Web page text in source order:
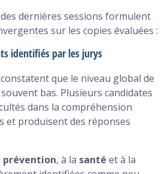
dernières sessions formulent
sur les copies évaluées :
identifiés par les jurys
que le niveau global de
bas. Plusieurs candidates
dans la compréhension
et produisent des réponses
prévention, à la santé et à la